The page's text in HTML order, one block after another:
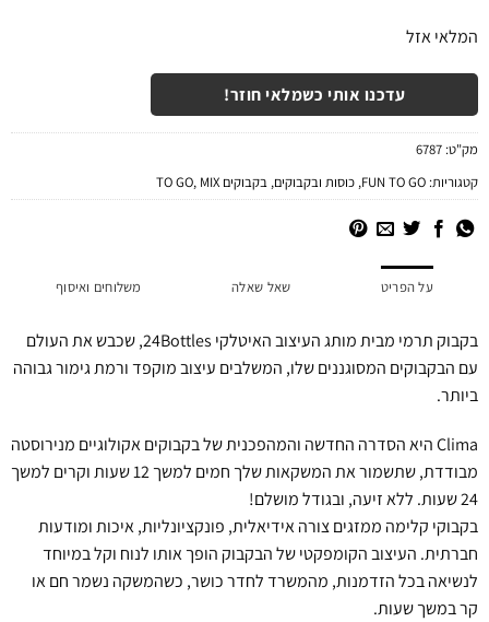
המלאי אזל
עדכנו אותי כשמלאי חוזר!
מק"ט:6787
קטגוריות:FUN TO GO
,כוסות ובקבוקים,בקבוקים TO GO ,MIX
על הפריט שאל שאלה משלוחים ואיסוף
בקבוק תרמי מבית מותג העיצוב האיטלקי 24Bottles, שכבש את העולם
עם הבקבוקים המסוגננים שלו, המשלבים עיצוב מוקפד ורמת גימור גבוהה
ביותר.
Clima היא הסדרה החדשה והמהפכנית של בקבוקים אקולוגיים מנירוסטה
מבודדת, שתשמור את המשקאות שלך חמים למשך 12 שעות וקרים למשך
24 שעות. ללא זיעה, ובגודל מושלם!
בקבוקי קלימה ממזגים צורה אידיאלית, פונקציונליות, איכות ומודעות
חברתית. העיצוב הקומפקטי של הבקבוק הופך אותו לנוח וקל במיוחד
לנשיאה בכל הזדמנות, מהמשרד לחדר כושר, כשהמשקה נשמר חם או
קר במשך שעות.